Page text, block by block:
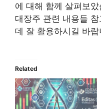
에 대해 함께 살펴보
대장주 관련 내용들
데 잘 활용하시길 바랍
Related